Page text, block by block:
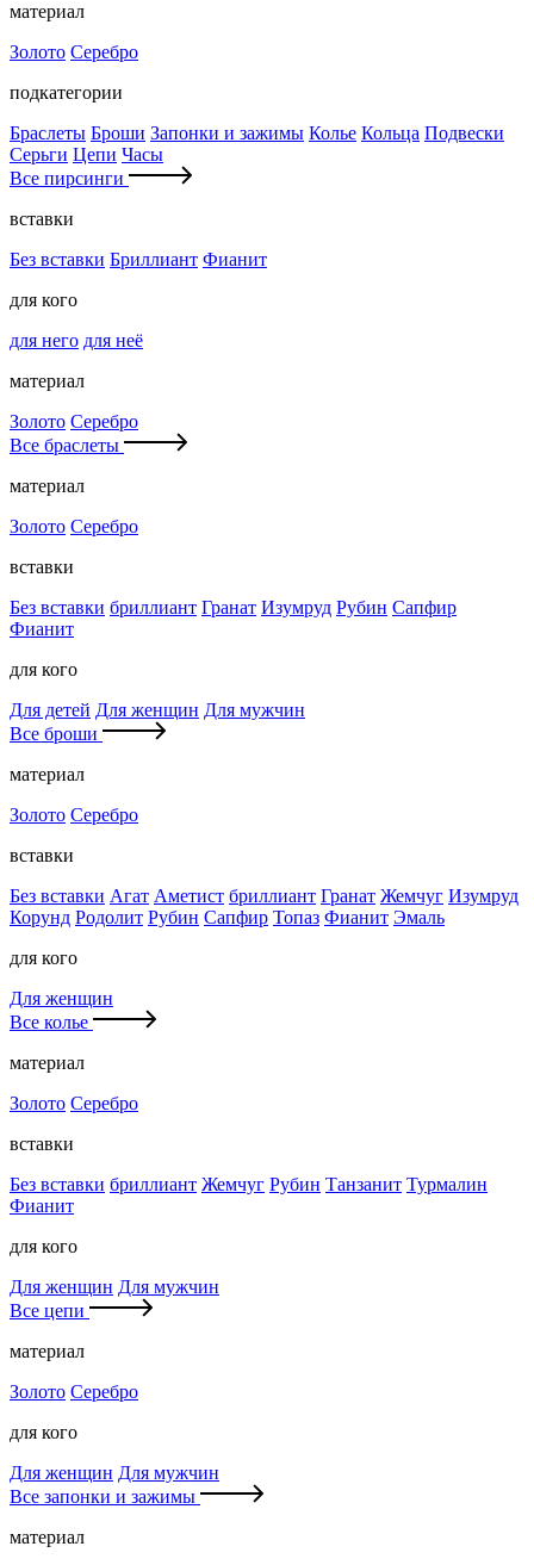
материал
Золото Серебро
подкатегории
Браслеты Броши Запонки и зажимы Колье Кольца Подвески
Серьги Цепи Часы
Все пирсинги
вставки
Без вставки Бриллиант Фианит
для кого
для него для неё
материал
Золото Серебро
Все браслеты
материал
Золото Серебро
вставки
Без вставки бриллиант Гранат Изумруд Рубин Сапфир
Фианит
для кого
Для детей Для женщин Для мужчин
Все броши
материал
Золото Серебро
вставки
Без вставки Агат Аметист бриллиант Гранат Жемчуг Изумруд
Корунд Родолит Рубин Сапфир Топаз Фианит Эмаль
для кого
Для женщин
Все колье
материал
Золото Серебро
вставки
Без вставки бриллиант Жемчуг Рубин Танзанит Турмалин
Фианит
для кого
Для женщин Для мужчин
Все цепи
материал
Золото Серебро
для кого
Для женщин Для мужчин
Все запонки и зажимы
материал